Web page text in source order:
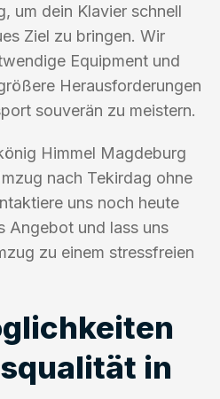
um dein Klavier schnell
Ziel zu bringen. Wir
Equipment und
Herausforderungen
souverän zu meistern.
Himmel Magdeburg
nach Tekirdag ohne
uns noch heute
Angebot und lass uns
zu einem stressfreien
in